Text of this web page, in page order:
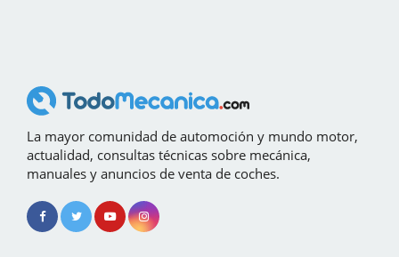
La mayor comunidad de automoción y mundo motor,
actualidad, consultas técnicas sobre mecánica,
manuales y anuncios de venta de coches.